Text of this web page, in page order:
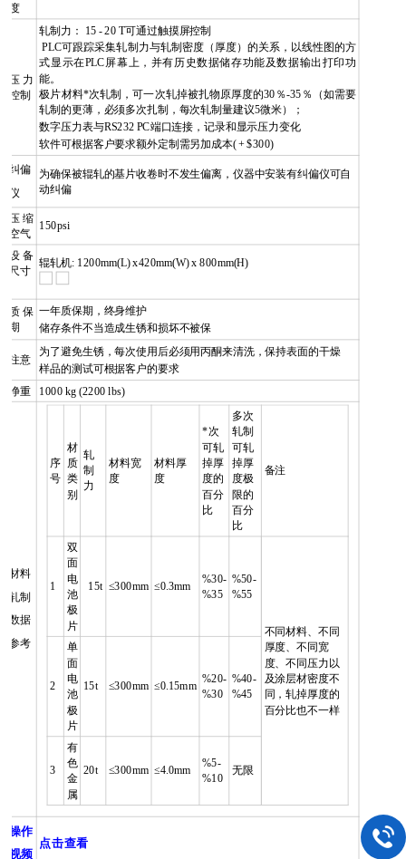
度
压力
控制
轧制力： 15 - 20 T可通过触摸屏控制
PLC可跟踪采集轧制力与轧制密度（厚度）的关系，以线性图的方
式显示在PLC屏幕上，并有历史数据储存功能及数据输出打印功
能。
极片材料*次轧制，可一次轧掉被扎物原厚度的30 ％-35 ％（如需要
轧制的更薄，必须多次扎制，每次轧制量建议5微米）；
数字压力表与RS232 PC端口连接，记录和显示压力变化
软件可根据客户要求额外定制需另加成本( + $300)
纠偏
仪
为确保被辊轧的基片收卷时不发生偏离，仪器中安装有纠偏仪可自
动纠偏
压缩
空气
150psi
设备
尺寸
辊轧机: 1200mm(L) x420mm(W) x 800mm(H)
质保
期
一年质保期，终身维护
储存条件不当造成生锈和损坏不被保
注意
为了避免生锈，每次使用后必须用丙酮来清洗，保持表面的干燥
样品的测试可根据客户的要求
净重
1000 kg (2200 lbs)
材料
轧制
数据
参考
序
号
材
质
类
别
轧
制
力
材料宽
度
材料厚
度
*次
可轧
掉厚
度的
百分
比
多次
轧制
可轧
掉厚
度极
限的
百分
比
备注
1
双
面
电
池
极
片
15t ≤300mm ≤0.3mm
%30-
%35
%50-
%55
不同材料、不同
厚度、不同宽
度、不同压力以
及涂层材密度不
同，轧掉厚度的
百分比也不一样
2
单
面
电
池
极
片
15t ≤300mm ≤0.15mm
%20-
%30
%40-
%45
3
有
色
金
属
20t ≤300mm ≤4.0mm
%5-
%10
无限
操作
视频
点击查看